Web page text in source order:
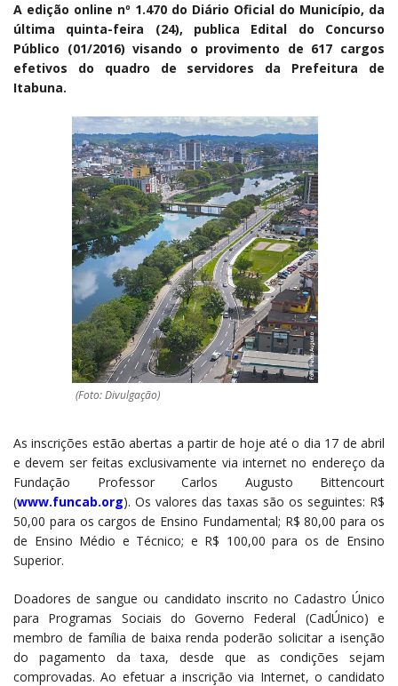
A edição online nº 1.470 do Diário Oficial do Município, da
última quinta-feira (24), publica Edital do Concurso
Público (01/2016) visando o provimento de 617 cargos
efetivos do quadro de servidores da Prefeitura de
Itabuna.
(Foto: Divulgação)
As inscrições estão abertas a partir de hoje até o dia 17 de abril
e devem ser feitas exclusivamente via internet no endereço da
Fundação Professor Carlos Augusto Bittencourt
(www.funcab.org). Os valores das taxas são os seguintes: R$
50,00 para os cargos de Ensino Fundamental; R$ 80,00 para os
de Ensino Médio e Técnico; e R$ 100,00 para os de Ensino
Superior.
Doadores de sangue ou candidato inscrito no Cadastro Único
para Programas Sociais do Governo Federal (CadÚnico) e
membro de família de baixa renda poderão solicitar a isenção
do pagamento da taxa, desde que as condições sejam
comprovadas. Ao efetuar a inscrição via Internet, o candidato